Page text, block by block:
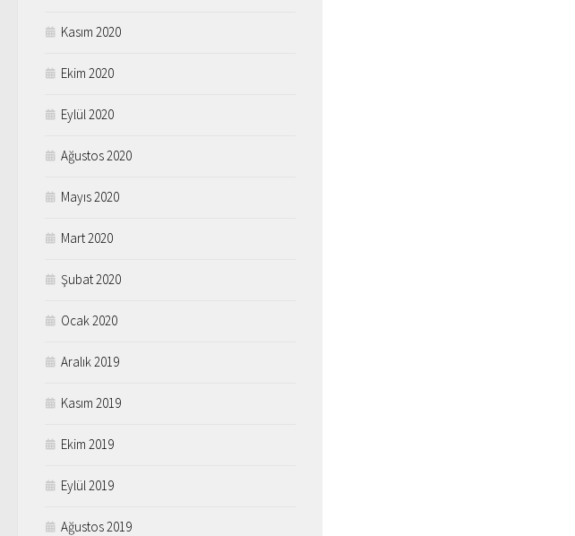
Kasım 2020
Ekim 2020
Eylül 2020
Ağustos 2020
Mayıs 2020
Mart 2020
Şubat 2020
Ocak 2020
Aralık 2019
Kasım 2019
Ekim 2019
Eylül 2019
Ağustos 2019